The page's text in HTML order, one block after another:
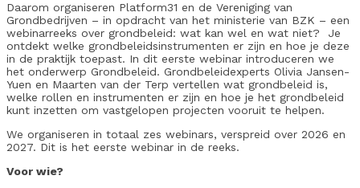
Daarom organiseren Platform31 en de Vereniging van
Grondbedrijven – in opdracht van het ministerie van BZK – een
webinarreeks over grondbeleid: wat kan wel en wat niet? Je
ontdekt welke grondbeleidsinstrumenten er zijn en hoe je deze
in de praktijk toepast. In dit eerste webinar introduceren we
het onderwerp Grondbeleid. Grondbeleidexperts Olivia Jansen-
Yuen en Maarten van der Terp vertellen wat grondbeleid is,
welke rollen en instrumenten er zijn en hoe je het grondbeleid
kunt inzetten om vastgelopen projecten vooruit te helpen.
We organiseren in totaal zes webinars, verspreid over 2026 en
2027. Dit is het eerste webinar in de reeks.
Voor wie?